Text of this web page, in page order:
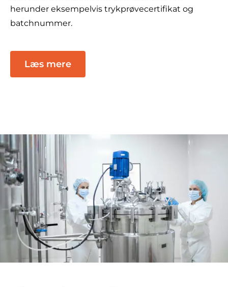
herunder eksempelvis trykprøvecertifikat og
batchnummer.
Læs mere